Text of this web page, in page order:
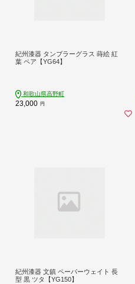
紀州漆器 タンブラーグラス 蒔絵 紅
葉 ペア【YG64】
和歌山県高野町
23,000 円
紀州漆器 文鎮 ペーパーウェイト 長
型 黒 ツタ【YG150】